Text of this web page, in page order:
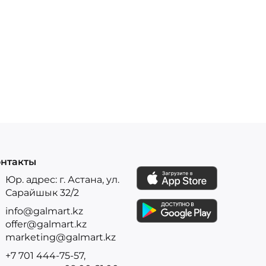
Юр. адрес: г. Астана, ул.
Сарайшык 32/2
info@galmart.kz
offer@galmart.kz
marketing@galmart.kz
+7 701 444-75-57,